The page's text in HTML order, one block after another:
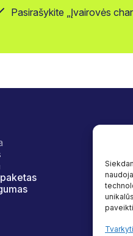
Pasirašykite „Įvairovės
Tyrimai